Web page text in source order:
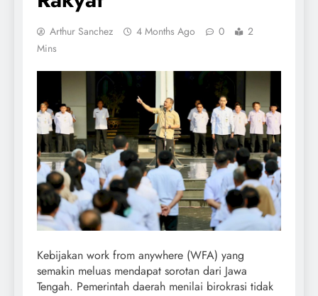
Arthur Sanchez 4 Months Ago 0
2
Mins
Kebijakan work from anywhere (WFA) yang
semakin meluas mendapat sorotan dari Jawa
Tengah. Pemerintah daerah menilai birokrasi tidak